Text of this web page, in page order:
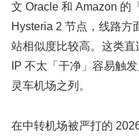
文 Oracle 和 Amazon 的
Hysteria 2 节点，线路方
站相似度比较高。这类
IP 不太「干净」容易触
灵车机场之列。
在中转机场被严打的